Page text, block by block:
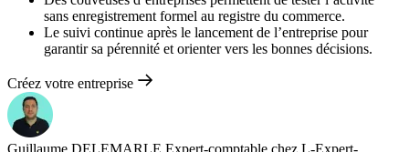
sans enregistrement formel au registre du commerce.
Le suivi continue après le lancement de l’entreprise pour
garantir sa pérennité et orienter vers les bonnes décisions.
Créez votre entreprise
Guillaume DELEMARLE Expert-comptable chez L-Expert-